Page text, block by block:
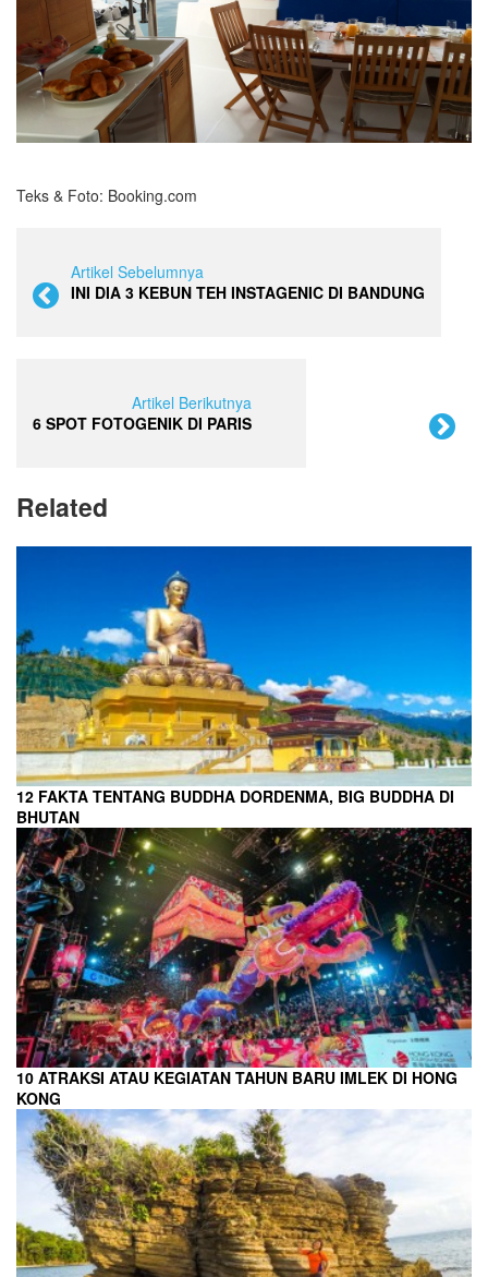
Teks & Foto: Booking.com
Artikel Sebelumnya
INI DIA 3 KEBUN TEH INSTAGENIC DI BANDUNG
Artikel Berikutnya
6 SPOT FOTOGENIK DI PARIS
Related
12 FAKTA TENTANG BUDDHA DORDENMA, BIG BUDDHA DI
BHUTAN
10 ATRAKSI ATAU KEGIATAN TAHUN BARU IMLEK DI HONG
KONG